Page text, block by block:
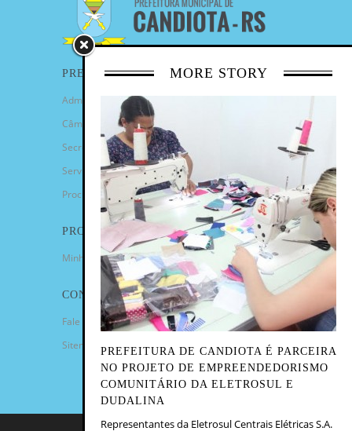
MORE STORY
PREFEITURA DE CANDIOTA É PARCEIRA
NO PROJETO DE EMPREENDEDORISMO
COMUNITÁRIO DA ELETROSUL E
DUDALINA
Representantes da Eletrosul Centrais Elétricas S.A.
PREFEITURA
Administração Municipal
Câmara de Vereadores
Secretarias
Serviços
Procuradoria Geral
PROGRAMAS
Minha Casa Minha Vida
CONTATO
Fale Conosco
Sitemap